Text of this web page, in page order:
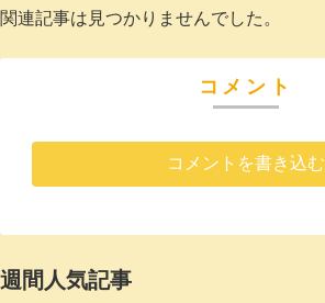
関連記事は見つかりませんでした。
コメント
コメントを書き込む
週間人気記事